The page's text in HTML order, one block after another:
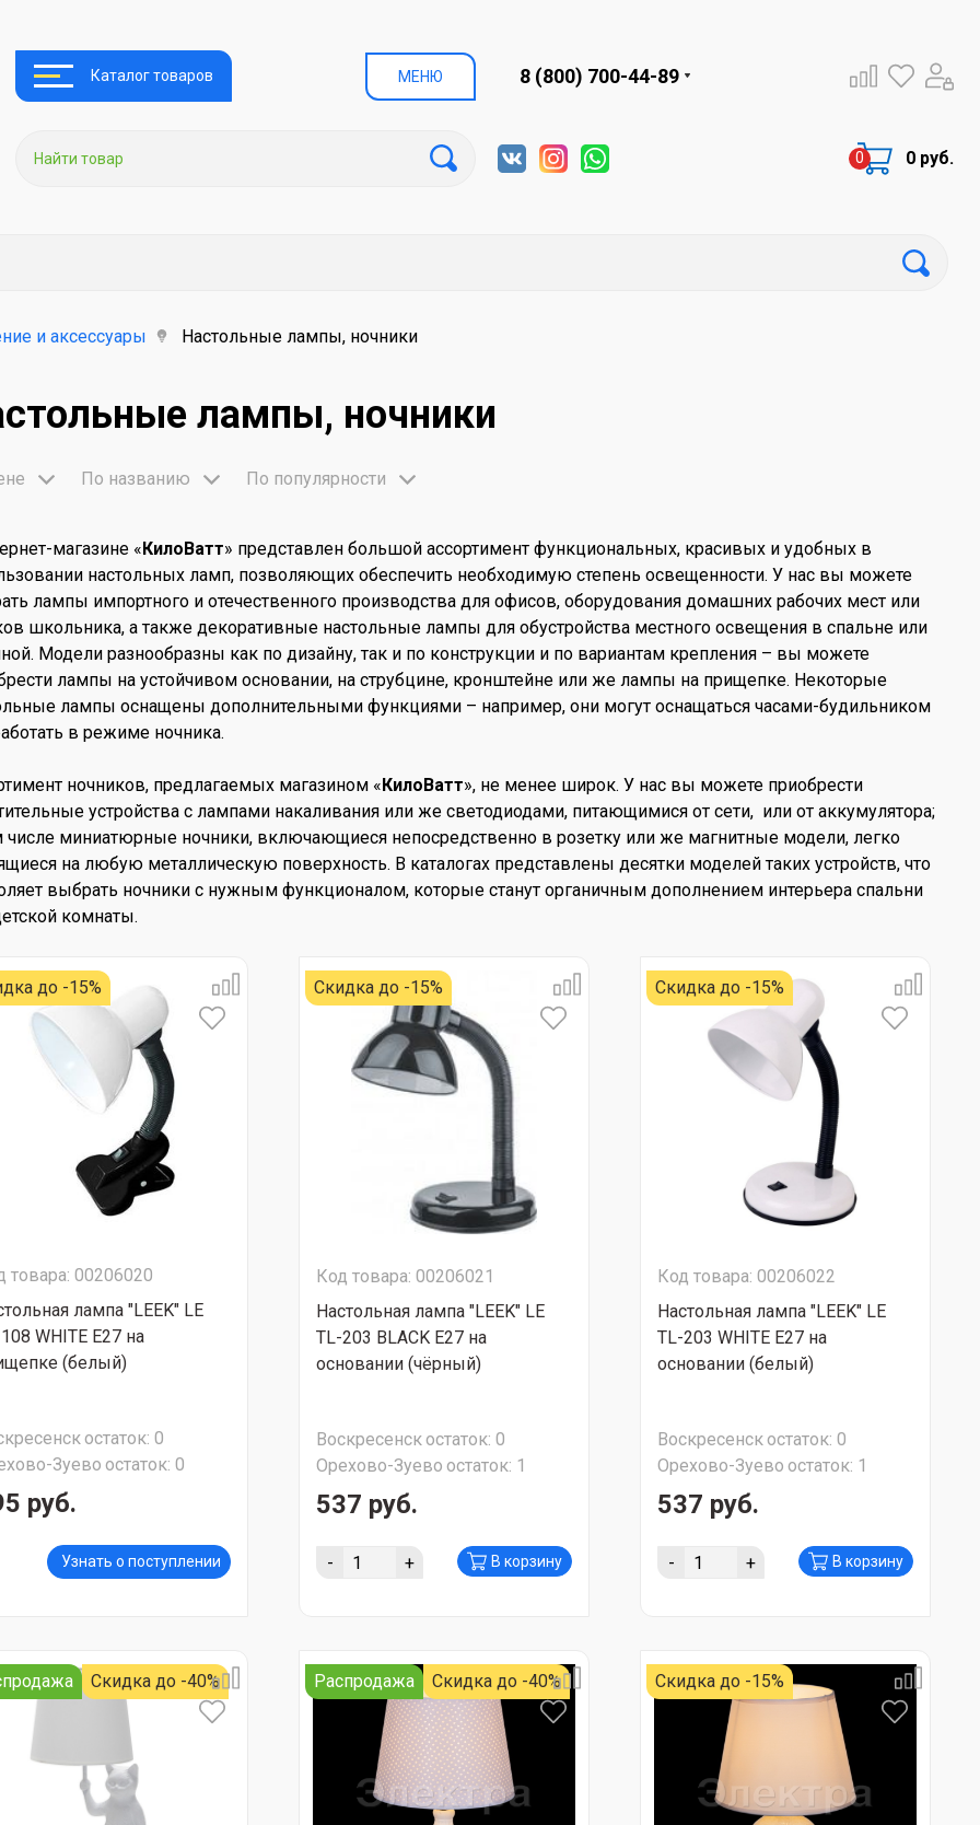
Каталог товаров МЕНЮ 8 (800) 700-44-89
0 руб.
и аксессуары Настольные лампы, ночники
лампы, ночники
По названию По популярности
магазине «КилоВатт» представлен большой ассортимент функциональных, красивых и удобных в
настольных ламп, позволяющих обеспечить необходимую степень освещенности. У нас вы можете
лампы импортного и отечественного производства для офисов, оборудования домашних рабочих мест или
школьника, а также декоративные настольные лампы для обустройства местного освещения в спальне или
Модели разнообразны как по дизайну, так и по конструкции и по вариантам крепления – вы можете
лампы на устойчивом основании, на струбцине, кронштейне или же лампы на прищепке. Некоторые
лампы оснащены дополнительными функциями – например, они могут оснащаться часами-будильником
в режиме ночника.
ночников, предлагаемых магазином «КилоВатт», не менее широк. У нас вы можете приобрести
устройства с лампами накаливания или же светодиодами, питающимися от сети, или от аккумулятора;
числе миниатюрные ночники, включающиеся непосредственно в розетку или же магнитные модели, легко
на любую металлическую поверхность. В каталогах представлены десятки моделей таких устройств, что
выбрать ночники с нужным функционалом, которые станут органичным дополнением интерьера спальни
комнаты.
до -15%
товара: 00206020
лампа "LEEK" LE
WHITE E27 на
(белый)
остаток: 0
Зуево остаток: 0
руб.
Узнать о поступлении
Скидка до -15%
Код товара: 00206021
Настольная лампа "LEEK" LE
TL-203 BLACK E27 на
основании (чёрный)
Воскресенскостаток: 0
Орехово-Зуево остаток: 1
537 руб.
- + В корзину
Скидка до -15%
Код товара: 00206022
Настольная лампа "LEEK" LE
TL-203 WHITE E27 на
основании (белый)
Воскресенскостаток: 0
Орехово-Зуево остаток: 1
537 руб.
- + В корзину
Скидка до -40% Распродажа Скидка до -40% Скидка до -15%